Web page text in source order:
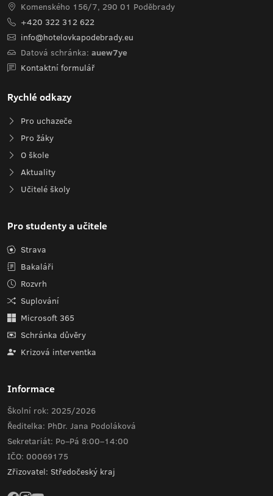
Komenského 156/7, 290 01 Poděbrady
+420 322 312 622
info@hotelovkapodebrady.eu
Datová schránka: auew7ye
Kontaktní formulář
Rychlé odkazy
Pro uchazeče
Pro žáky
O škole
Aktuality
Učitelé školy
Pro studenty a učitele
Strava
Bakaláři
Rozvrh
Suplování
Microsoft 365
Schránka důvěry
Krizová interventka
Informace
Školní rok: 2025/2026
Ředitelka: PhDr. Jana Podoláková
Sekretariát: Po–Pá 8:00–14:00
IČO: 00069175
Zřizovatel: Středočeský kraj